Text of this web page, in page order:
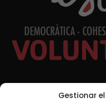
Gestionar el
Xarxes Socials